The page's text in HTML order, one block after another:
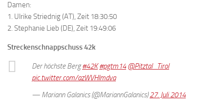
Damen:
1. Ulrike Striednig (AT), Zeit 18:30:50
2. Stephanie Lieb (DE), Zeit 19:49:06
Streckenschnappschuss 42k
Der höchste Berg#42K #pgtm14 @Pitztal_Tirol
pic.twitter.com/azWVHImdva
— Mariann Galanics (@MariannGalanics)27. Juli 2014